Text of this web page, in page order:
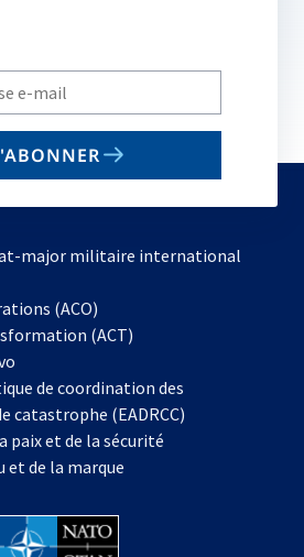
major militaire international
(ACO)
dans
nouvel
onglet
(ACT)
dans
un
nouvel
onglet
de coordination des
catastrophe (EADRCC)
paix et de la sécurité
de la marque